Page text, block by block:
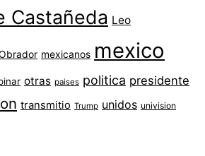
Castañeda Leo
mexicanos mexico
otras paises politica presidente
transmitio Trump unidos univision